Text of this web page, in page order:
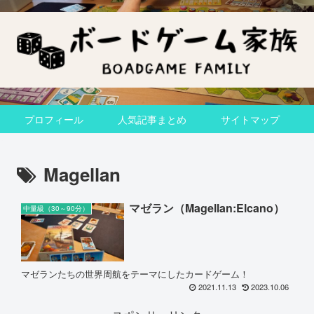
プロフィール 人気記事まとめ サイトマップ
Magellan
中量級（30～90分） マゼラン（Magellan:Elcano）
マゼランたちの世界周航をテーマにしたカードゲーム！
2021.11.13 2023.10.06